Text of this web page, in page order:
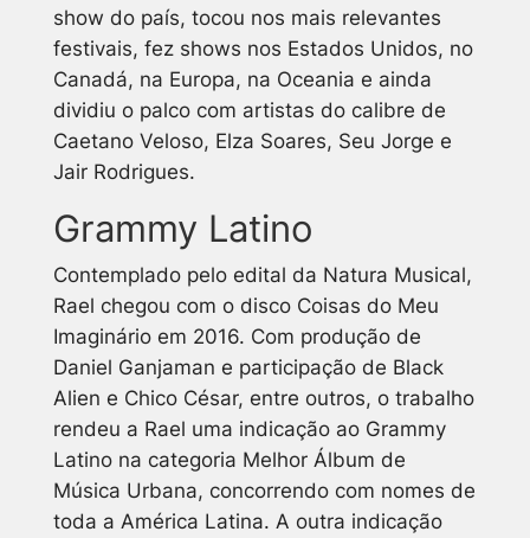
show do país, tocou nos mais relevantes
festivais, fez shows nos Estados Unidos, no
Canadá, na Europa, na Oceania e ainda
dividiu o palco com artistas do calibre de
Caetano Veloso, Elza Soares, Seu Jorge e
Jair Rodrigues.
Grammy Latino
Contemplado pelo edital da Natura Musical,
Rael chegou com o disco Coisas do Meu
Imaginárioem 2016. Com produção de
Daniel Ganjaman e participação de Black
Alien e Chico César, entre outros, o trabalho
rendeu a Rael uma indicação ao Grammy
Latino na categoria Melhor Álbum de
Música Urbana, concorrendo com nomes de
toda a América Latina. A outra indicação